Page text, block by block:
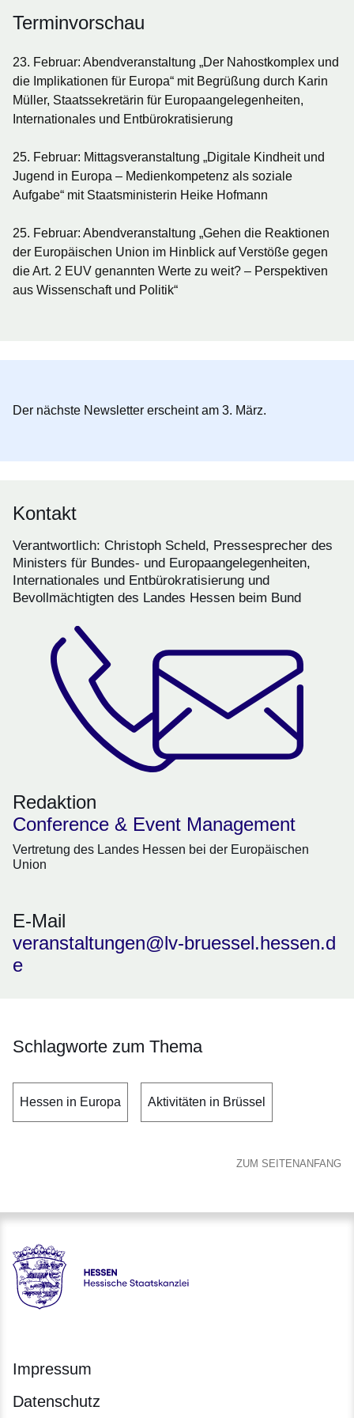
Terminvorschau
23. Februar: Abendveranstaltung „Der Nahostkomplex und
die Implikationen für Europa“ mit Begrüßung durch Karin
Müller, Staatssekretärin für Europaangelegenheiten,
Internationales und Entbürokratisierung
25. Februar: Mittagsveranstaltung „Digitale Kindheit und
Jugend in Europa – Medienkompetenz als soziale
Aufgabe“ mit Staatsministerin Heike Hofmann
25. Februar: Abendveranstaltung „Gehen die Reaktionen
der Europäischen Union im Hinblick auf Verstöße gegen
die Art. 2 EUV genannten Werte zu weit? – Perspektiven
aus Wissenschaft und Politik“
Der nächste Newsletter erscheint am 3. März.
Kontakt
Verantwortlich: Christoph Scheld, Pressesprecher des
Ministers für Bundes- und Europaangelegenheiten,
Internationales und Entbürokratisierung und
Bevollmächtigten des Landes Hessen beim Bund
Redaktion
Conference & Event Management
Vertretung des Landes Hessen bei der Europäischen
Union
E-Mail
veranstaltungen@lv-bruessel.hessen.d
e
Schlagworte zum Thema
Hessen in Europa Aktivitäten in Brüssel
ZUM SEITENANFANG
Hessen - Hessische Staatskanzlei
Impressum
Datenschutz